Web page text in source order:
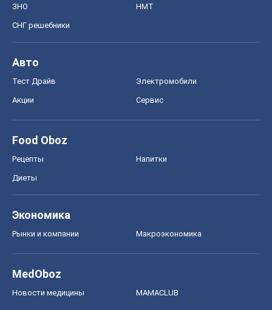
ЗНО НМТ
СНГ решебники
Авто
Тест Драйв Электромобили
Акции Сервис
Food Oboz
Рецепты Напитки
Диеты
Экономика
Рынки и компании Mакроэкономика
MedOboz
Новости медицины MAMACLUB